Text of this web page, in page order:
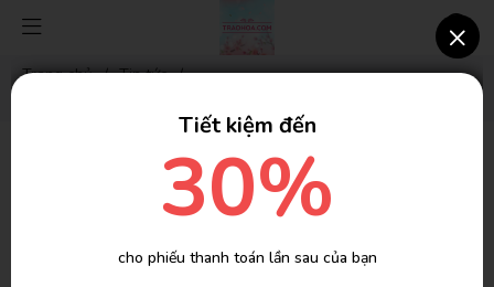
Trang chủ / Tin tức /
TỪ A ĐẾN Z: Ý NGHĨA CỦA MÀU SẮC HOA
TRONG TÌNH YÊU
×
Tiết kiệm đến
30%
cho phiếu thanh toán lần sau của bạn